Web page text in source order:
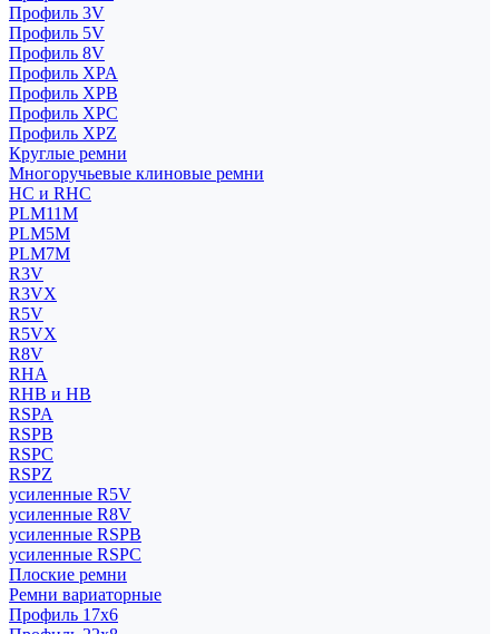
Профиль 3V
Профиль 5V
Профиль 8V
Профиль XPA
Профиль XPB
Профиль XPC
Профиль XPZ
Круглые ремни
Многоручьевые клиновые ремни
HC и RHC
PLM11M
PLM5M
PLM7M
R3V
R3VX
R5V
R5VX
R8V
RHA
RHB и HB
RSPA
RSPB
RSPC
RSPZ
усиленные R5V
усиленные R8V
усиленные RSPB
усиленные RSPC
Плоские ремни
Ремни вариаторные
Профиль 17x6